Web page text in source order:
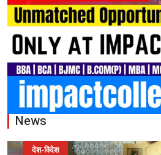
News
देश-विदेश